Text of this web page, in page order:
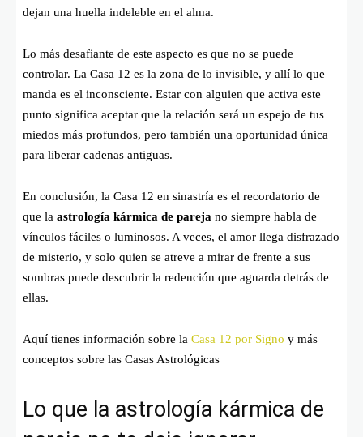
dejan una huella indeleble en el alma.
Lo más desafiante de este aspecto es que no se puede
controlar. La Casa 12 es la zona de lo invisible, y allí lo que
manda es el inconsciente. Estar con alguien que activa este
punto significa aceptar que la relación será un espejo de tus
miedos más profundos, pero también una oportunidad única
para liberar cadenas antiguas.
En conclusión, la Casa 12 en sinastría es el recordatorio de
que la astrología kármica de pareja no siempre habla de
vínculos fáciles o luminosos. A veces, el amor llega disfrazado
de misterio, y solo quien se atreve a mirar de frente a sus
sombras puede descubrir la redención que aguarda detrás de
ellas.
Aquí tienes información sobre la Casa 12 por Signo y más
conceptos sobre las Casas Astrológicas
Lo que la astrología kármica de